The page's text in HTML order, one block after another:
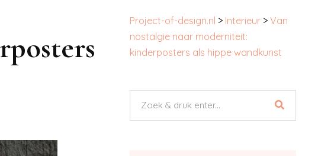
Project-of-design.nl > Interieur> Van
nostalgie naar moderniteit:
kinderposters als hippe wandkunst